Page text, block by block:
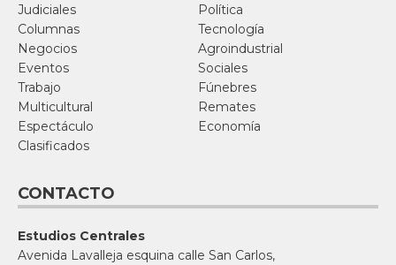
Judiciales
Política
Columnas
Tecnología
Negocios
Agroindustrial
Eventos
Sociales
Trabajo
Fúnebres
Multicultural
Remates
Espectáculo
Economía
Clasificados
CONTACTO
Estudios Centrales
Avenida Lavalleja esquina calle San Carlos,